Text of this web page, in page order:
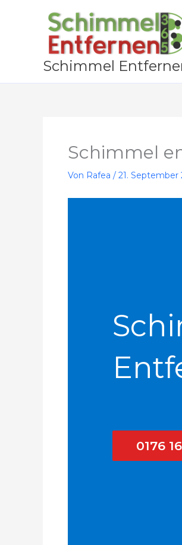
Schimmel
Schimmel
Von Rafea / 21. September
0176